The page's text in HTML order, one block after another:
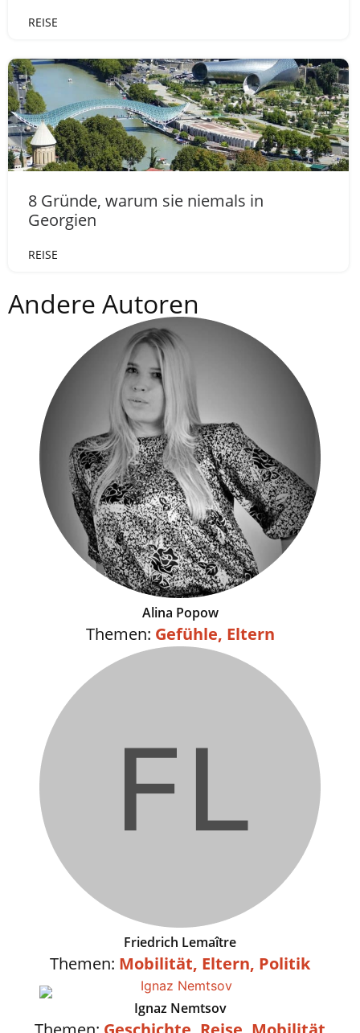
REISE
8 Gründe, warum sie niemals in
Georgien
REISE
Andere Autoren
Alina Popow
Themen: Gefühle, Eltern
Friedrich Lemaître
Themen: Mobilität, Eltern, Politik
Ignaz Nemtsov